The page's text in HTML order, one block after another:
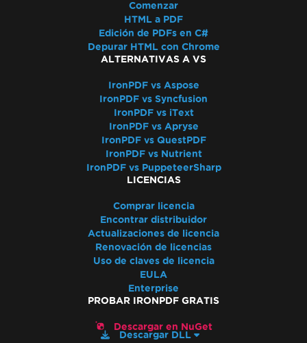
Desalineación de encabezado y contenido
Fuentes de Adobe como Tipo 3
Salida de Docker de IronPdfEngine
Fuentes personalizadas en campos de
formulario
Mensajes de excepción
Se denegó el acceso a la ruta 'Global-
IronSoftwareDeploymentGlobal'
502 Bad Gateway
Error al establecer conexión con el servidor
de licencias
Error al desplegar las dependencias de
Chrome
Error al desplegar las dependencias de
Pdfium
Error al abrir documento desde bytes: 'mala
No se pudo desplegar el paquete NuGet
El proceso de GPU no es utilizable
Código de retorno inválido de
Comenzar
HTML a PDF
Edición de PDFs en C#
Depurar HTML con Chrome
ALTERNATIVAS A VS
IronPDF vs Aspose
IronPDF vs Syncfusion
IronPDF vs iText
IronPDF vs Apryse
IronPDF vs QuestPDF
IronPDF vs Nutrient
IronPDF vs PuppeteerSharp
LICENCIAS
Comprar licencia
Encontrar distribuidor
Actualizaciones de licencia
Renovación de licencias
Uso de claves de licencia
EULA
Enterprise
PROBAR IRONPDF GRATIS
Descargar en NuGet
Descargar DLL